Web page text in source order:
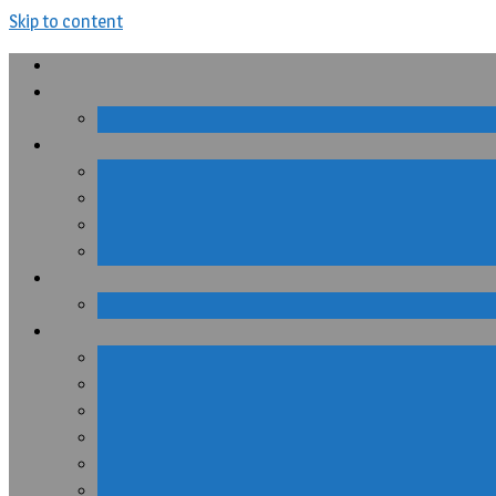
Skip to content